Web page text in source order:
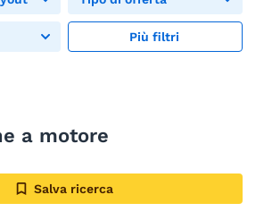
Più filtri
a motore
Salva ricerca